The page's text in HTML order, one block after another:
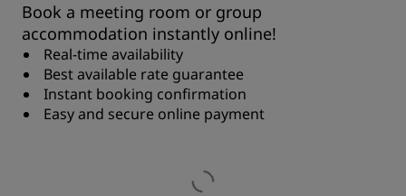
Book a meeting room or group
accommodation instantly online!
Real-time availability
Best available rate guarantee
Instant booking confirmation
Easy and secure online payment